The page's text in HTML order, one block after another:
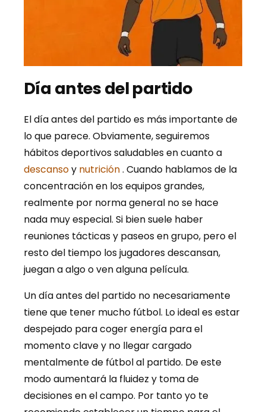
Día antes del partido
El día antes del partido es más importante de
lo que parece. Obviamente, seguiremos
hábitos deportivos saludables en cuanto a
descansoy nutrición. Cuando hablamos de la
concentración en los equipos grandes,
realmente por norma general no se hace
nada muy especial. Si bien suele haber
reuniones tácticas y paseos en grupo, pero el
resto del tiempo los jugadores descansan,
juegan a algo o ven alguna película.
Un día antes del partido no necesariamente
tiene que tener mucho fútbol. Lo ideal es estar
despejado para coger energía para el
momento clave y no llegar cargado
mentalmente de fútbol al partido. De este
modo aumentará la fluidez y toma de
decisiones en el campo. Por tanto yo te